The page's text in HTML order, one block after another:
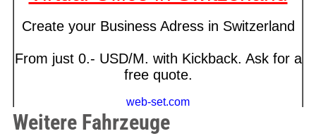
Weitere Fahrzeuge